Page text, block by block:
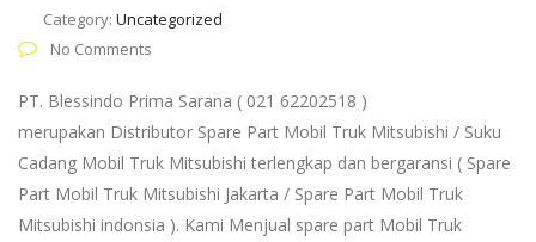
Category: Uncategorized
No Comments
PT. Blessindo Prima Sarana ( 021 62202518 )
merupakan Distributor Spare Part Mobil Truk Mitsubishi / Suku
Cadang Mobil Truk Mitsubishi terlengkap dan bergaransi ( Spare
Part Mobil Truk Mitsubishi Jakarta / Spare Part Mobil Truk
Mitsubishi indonsia ). Kami Menjual spare part Mobil Truk